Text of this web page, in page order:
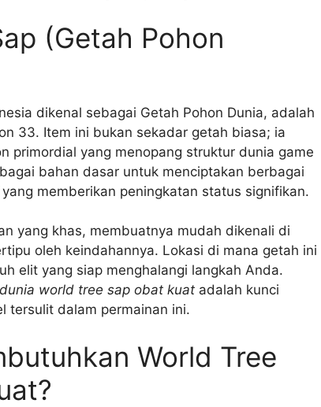
(Getah Pohon
dikenal sebagai Getah Pohon Dunia, adalah
33. Item ini bukan sekadar getah biasa; ia
primordial yang menopang struktur dunia game
bahan dasar untuk menciptakan berbagai
memberikan peningkatan status signifikan.
yang khas, membuatnya mudah dikenali di
oleh keindahannya. Lokasi di mana getah ini
elit yang siap menghalangi langkah Anda.
world tree sap obat kuat adalah kunci
tersulit dalam permainan ini.
World Tree